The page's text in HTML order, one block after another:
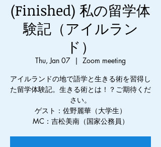
(Finished) 私の留学体
験記（アイルラン
ド）
Thu, Jan 07
  |
Zoom meeting
アイルランドの地で語学と生きる術を習得し
た留学体験記。生きる術とは！？ご期待くだ
さい。
ゲスト：佐野麗華（大学生）
MC：吉松美南（国家公務員）